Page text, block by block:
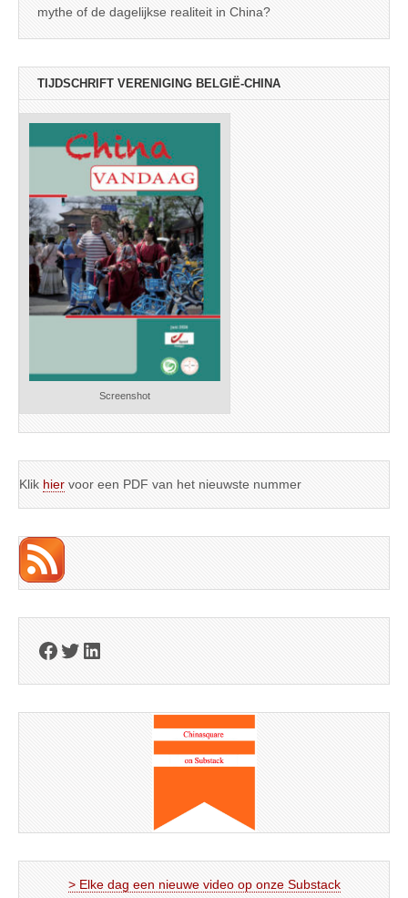
mythe of de dagelijkse realiteit in China?
TIJDSCHRIFT VERENIGING BELGIË-CHINA
Screenshot
Klik hier voor een PDF van het nieuwste nummer
Facebook
Twitter
LinkedIn
> Elke dag een nieuwe video op onze Substack